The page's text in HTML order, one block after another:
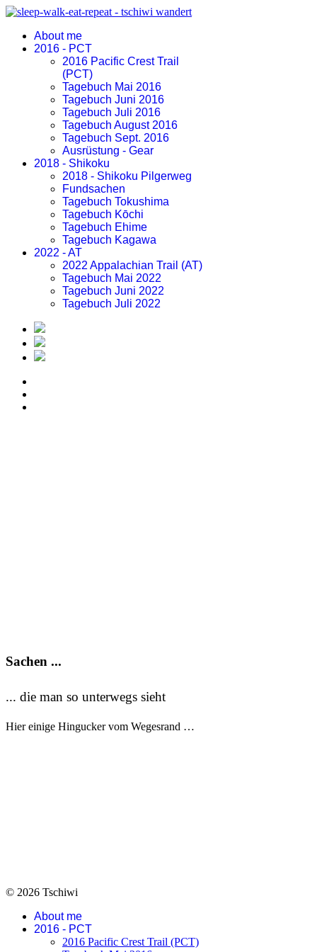
About me
2016 - PCT
2016 Pacific Crest Trail
(PCT)
Tagebuch Mai 2016
Tagebuch Juni 2016
Tagebuch Juli 2016
Tagebuch August 2016
Tagebuch Sept. 2016
Ausrüstung - Gear
2018 - Shikoku
2018 - Shikoku Pilgerweg
Fundsachen
Tagebuch Tokushima
Tagebuch Kōchi
Tagebuch Ehime
Tagebuch Kagawa
2022 - AT
2022 Appalachian Trail (AT)
Tagebuch Mai 2022
Tagebuch Juni 2022
Tagebuch Juli 2022
Sachen ...
... die man so unterwegs sieht
Hier einige Hingucker vom Wegesrand …
© 2026 Tschiwi
About me
2016 - PCT
2016 Pacific Crest Trail (PCT)